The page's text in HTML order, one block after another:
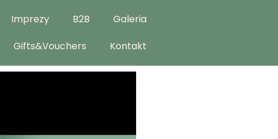
Imprezy B2B
Galeria
Gifts&Vouchers
Kontakt